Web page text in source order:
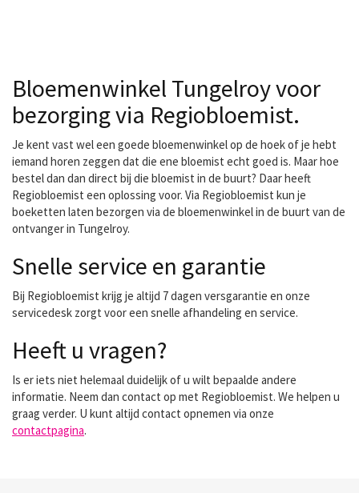
Bloemenwinkel Tungelroy voor
bezorging via Regiobloemist.
Je kent vast wel een goede bloemenwinkel op de hoek of je hebt
iemand horen zeggen dat die ene bloemist echt goed is. Maar hoe
bestel dan dan direct bij die bloemist in de buurt? Daar heeft
Regiobloemist een oplossing voor. Via Regiobloemist kun je
boeketten laten bezorgen via de bloemenwinkel in de buurt van de
ontvanger in Tungelroy.
Snelle service en garantie
Bij Regiobloemist krijg je altijd 7 dagen versgarantie en onze
servicedesk zorgt voor een snelle afhandeling en service.
Heeft u vragen?
Is er iets niet helemaal duidelijk of u wilt bepaalde andere
informatie. Neem dan contact op met Regiobloemist. We helpen u
graag verder. U kunt altijd contact opnemen via onze
contactpagina.